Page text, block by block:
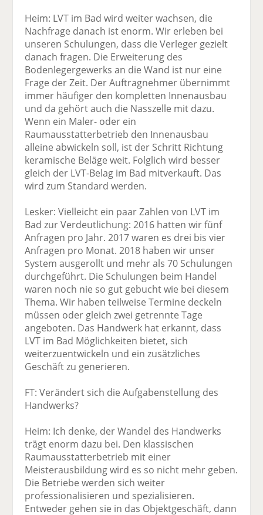
Heim: LVT im Bad wird weiter wachsen, die
Nachfrage danach ist enorm. Wir erleben bei
unseren Schulungen, dass die Verleger gezielt
danach fragen. Die Erweiterung des
Bodenlegergewerks an die Wand ist nur eine
Frage der Zeit. Der Auftragnehmer übernimmt
immer häufiger den kompletten Innenausbau
und da gehört auch die Nasszelle mit dazu.
Wenn ein Maler- oder ein
Raumausstatterbetrieb den Innenausbau
alleine abwickeln soll, ist der Schritt Richtung
keramische Beläge weit. Folglich wird besser
gleich der LVT-Belag im Bad mitverkauft. Das
wird zum Standard werden.
Lesker: Vielleicht ein paar Zahlen von LVT im
Bad zur Verdeutlichung: 2016 hatten wir fünf
Anfragen pro Jahr. 2017 waren es drei bis vier
Anfragen pro Monat. 2018 haben wir unser
System ausgerollt und mehr als 70 Schulungen
durchgeführt. Die Schulungen beim Handel
waren noch nie so gut gebucht wie bei diesem
Thema. Wir haben teilweise Termine deckeln
müssen oder gleich zwei getrennte Tage
angeboten. Das Handwerk hat erkannt, dass
LVT im Bad Möglichkeiten bietet, sich
weiterzuentwickeln und ein zusätzliches
Geschäft zu generieren.
FT: Verändert sich die Aufgabenstellung des
Handwerks?
Heim: Ich denke, der Wandel des Handwerks
trägt enorm dazu bei. Den klassischen
Raumausstatterbetrieb mit einer
Meisterausbildung wird es so nicht mehr geben.
Die Betriebe werden sich weiter
professionalisieren und spezialisieren.
Entweder gehen sie in das Objektgeschäft, dann